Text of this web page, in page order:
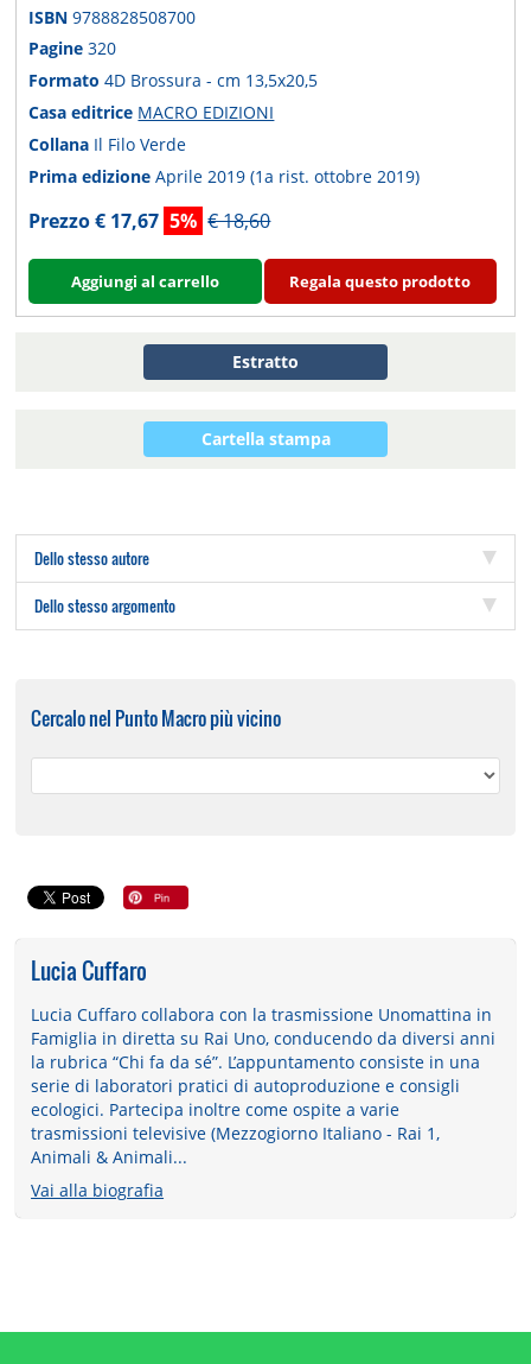
ISBN9788828508700
Pagine320
Formato4D Brossura - cm 13,5x20,5
Casa editrice MACRO EDIZIONI
Collana Il Filo Verde
Prima edizioneAprile 2019 (1a rist. ottobre 2019)
Prezzo € 17,67 5% € 18,60
Aggiungi al carrello Regala questo prodotto
Estratto
Cartella stampa
Dello stesso autore
Dello stesso argomento
Cercalo nel Punto Macro più vicino
Lucia Cuffaro
Lucia Cuffaro collabora con la trasmissione Unomattina in
Famiglia in diretta su Rai Uno, conducendo da diversi anni
la rubrica “Chi fa da sé”. L’appuntamento consiste in una
serie di laboratori pratici di autoproduzione e consigli
ecologici. Partecipa inoltre come ospite a varie
trasmissioni televisive (Mezzogiorno Italiano - Rai 1,
Animali & Animali...
Vai alla biografia